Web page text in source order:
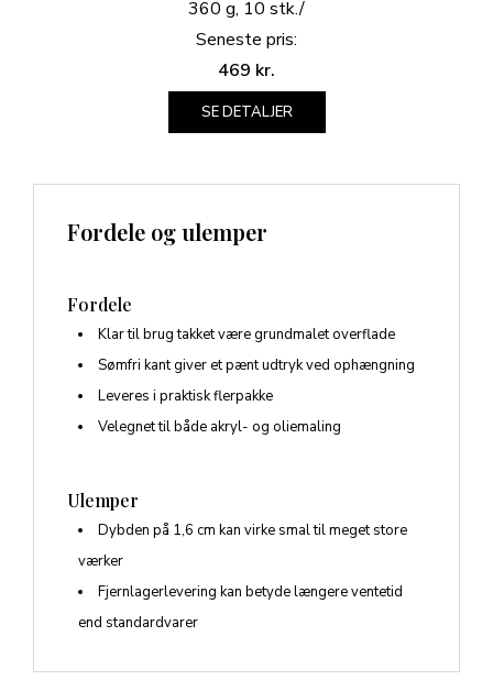
Fordele og ulemper
Fordele
Klar til brug takket være grundmalet overflade
Sømfri kant giver et pænt udtryk ved ophængning
Leveres i praktisk flerpakke
Velegnet til både akryl- og oliemaling
Ulemper
Dybden på 1,6 cm kan virke smal til meget store
værker
Fjernlagerlevering kan betyde længere ventetid
end standardvarer
Seneste pris:
469 kr.
SE DETALJER